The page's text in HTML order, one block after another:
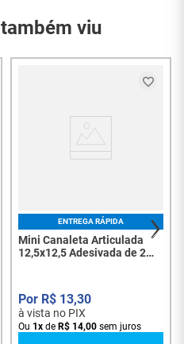
elétricas
As Canaletas
de instalação.
X2 50x20
viu
ENTREGA RÁPIDA
Mini Canaleta Articulada
12,5x12,5 Adesivada de 2
R$ 13,30
à vista no PIX
Ou 1x de R$ 14,00 sem juros